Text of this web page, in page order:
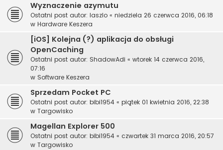
Wyznaczenie azymutu
Ostatni post autor: laszlo « niedziela 26 czerwca 2016, 06:18
w Hardware Keszera
[iOS] Kolejna (?) aplikacja do obsługi
OpenCaching
Ostatni post autor: ShadowAdi « wtorek 14 czerwca 2016,
07:16
w Software Keszera
Sprzedam Pocket PC
Ostatni post autor: bibi1954 « piątek 01 kwietnia 2016, 22:38
w Targowisko
Magellan Explorer 500
Ostatni post autor: bibi1954 « czwartek 31 marca 2016, 20:57
w Targowisko